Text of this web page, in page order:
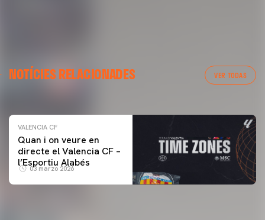
NOTÍCIES RELACIONADES VER TODAS
ENTRENAMENT DEL VALENCIA CF 04/03/26
VALENCIA CF
Quan i on veure en
directe el Valencia CF –
l’Esportiu Alabés
03 marzo 2026